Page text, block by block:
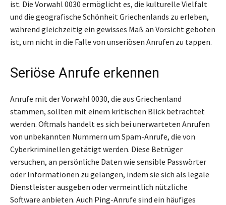
ist. Die Vorwahl 0030 ermöglicht es, die kulturelle Vielfalt
und die geografische Schönheit Griechenlands zu erleben,
während gleichzeitig ein gewisses Maß an Vorsicht geboten
ist, um nicht in die Falle von unseriösen Anrufen zu tappen.
Seriöse Anrufe erkennen
Anrufe mit der Vorwahl 0030, die aus Griechenland
stammen, sollten mit einem kritischen Blick betrachtet
werden. Oftmals handelt es sich bei unerwarteten Anrufen
von unbekannten Nummern um Spam-Anrufe, die von
Cyberkriminellen getätigt werden. Diese Betrüger
versuchen, an persönliche Daten wie sensible Passwörter
oder Informationen zu gelangen, indem sie sich als legale
Dienstleister ausgeben oder vermeintlich nützliche
Software anbieten. Auch Ping-Anrufe sind ein häufiges